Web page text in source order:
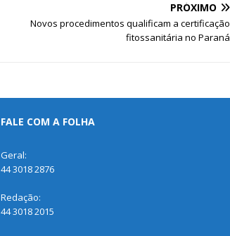
PRÓXIMO
Novos procedimentos qualificam a certificação
fitossanitária no Paraná
FALE COM A FOLHA
Geral:
44 3018 2876
Redação:
44 3018 2015